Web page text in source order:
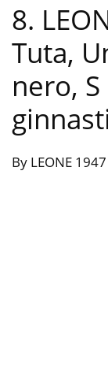
8.
Tuta,
nero, S
By LEONE 1947